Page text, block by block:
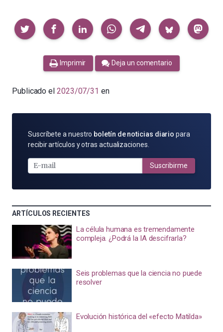
Compartir
Imprimir Deja un comentario
Publicado el 2023/07/31 en
SUSCRÍBETE
POR
MAIL
Suscríbete a nuestro boletín de noticias diario para
recibir artículos y otras actualizaciones.
Suscribirme
ARTÍCULOS RECIENTES
La célula humana es tremendamente
compleja. ¿Podrá la IA descifrarla?
Seis problemas que la ciencia no puede
resolver
Evolución histórica del «efecto Matilda»